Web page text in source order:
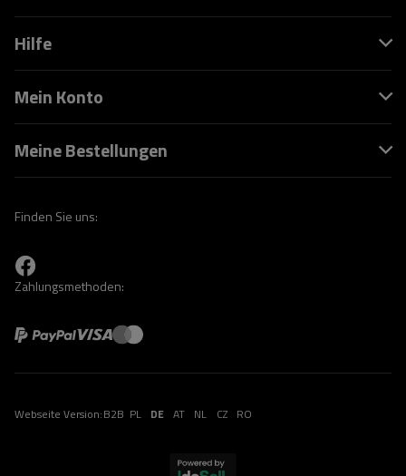
Hilfe
Mein Konto
Meine Bestellungen
Finden Sie uns:
Zahlungsmethoden:
Webseite Version:B2B PL DE AT NL CZ RO